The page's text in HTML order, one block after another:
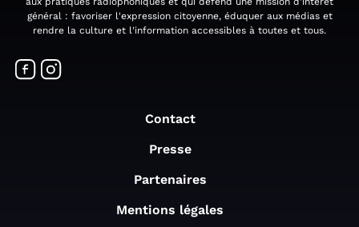
général : favoriser l'expression citoyenne, éduquer aux médias et
rendre la culture et l'information accessibles à toutes et tous.
Contact
Presse
Partenaires
Mentions légales